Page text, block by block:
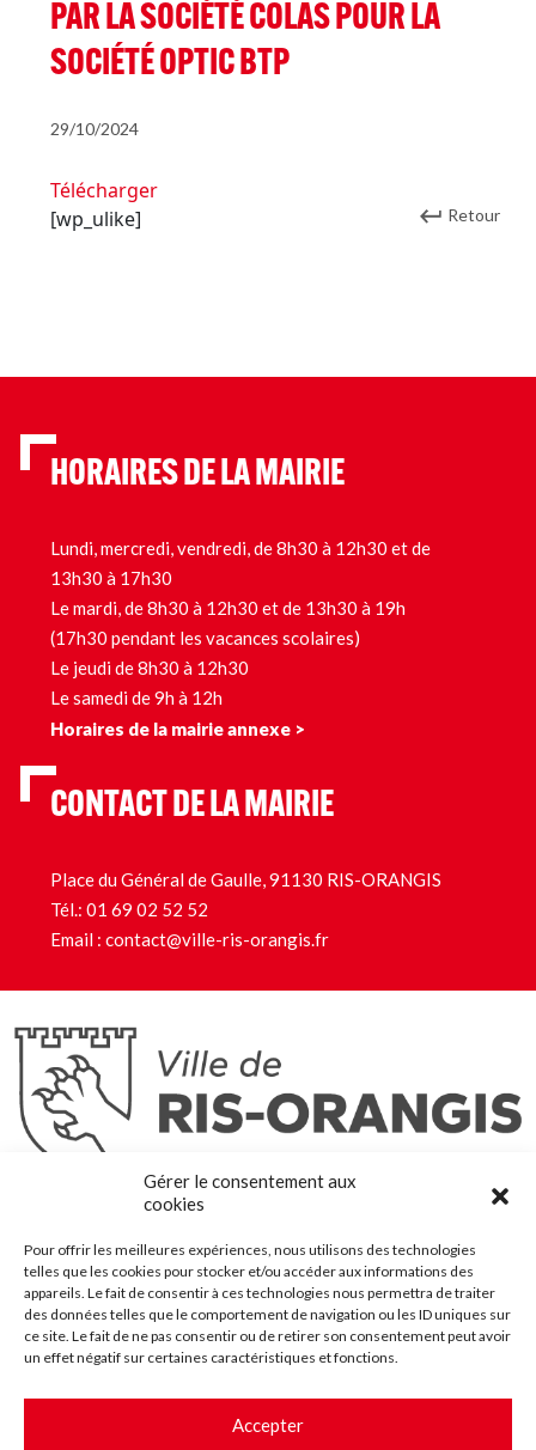
Gérer le consentement aux
cookies
Pour offrir les meilleures expériences, nous utilisons des technologies
telles que les cookies pour stocker et/ou accéder aux informations des
appareils. Le fait de consentir à ces technologies nous permettra de traiter
des données telles que le comportement de navigation ou les ID uniques sur
ce site. Le fait de ne pas consentir ou de retirer son consentement peut avoir
un effet négatif sur certaines caractéristiques et fonctions.
Accepter
PAR LA SOCIÉTÉ COLAS POUR LA
SOCIÉTÉ OPTIC BTP
29/10/2024
Télécharger
[wp_ulike]
Retour
HORAIRES DE LA MAIRIE
Lundi, mercredi, vendredi, de 8h30 à 12h30 et de
13h30 à 17h30
Le mardi, de 8h30 à 12h30 et de 13h30 à 19h
(17h30 pendant les vacances scolaires)
Le jeudi de 8h30 à 12h30
Le samedi de 9h à 12h
Horaires de la mairie annexe >
CONTACT DE LA MAIRIE
Place du Général de Gaulle, 91130 RIS-ORANGIS
Tél.: 01 69 02 52 52
Email : contact@ville-ris-orangis.fr
Ris-Orangis
@2022 — Tous droits réservés
Plan du site
Contact
Accessibilité
Crédits
Les marchés publics
Suggestions & Améliorations